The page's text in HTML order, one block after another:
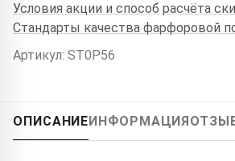
Условия акции и способ расчёта
Стандарты качества фарфоровой
Артикул: ST0P56
ОПИСАНИЕИНФОРМАЦИЯ